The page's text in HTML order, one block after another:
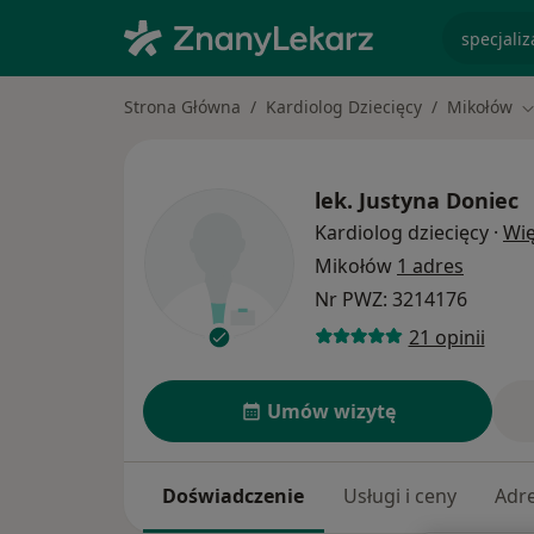
Strona Główna Kardiolog Dziecięcy Mikołów
lek. Justyna Doniec
Kardiolog dziecięcy ·
Mikołów 1 adres
Nr PWZ: 3214176
21 opinii
Umów wizytę
Doświadczenie Usługi i ceny